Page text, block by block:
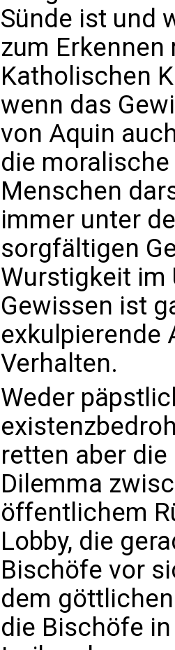
Sünde ist und
zum
Katholischen
wenn das
von Aquin
die
Menschen
immer unter
sorgfältigen
Wurstigkeit im
Gewissen ist
exkulpierende
Verhalten.
Weder
retten aber
Dilemma
öffentlichem
Lobby, die
Bischöfe vor
dem
die Bischöfe